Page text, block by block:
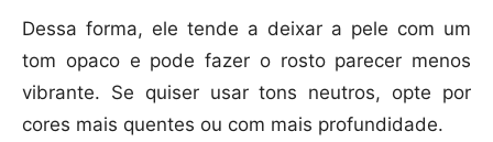
Dessa forma, ele tende a deixar a pele com um
tom opaco e pode fazer o rosto parecer menos
vibrante. Se quiser usar tons neutros, opte por
cores mais quentes ou com mais profundidade.